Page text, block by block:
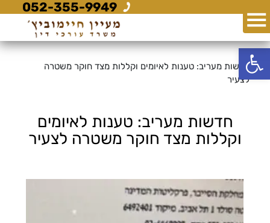
פתח סרגל נגישות
052-355-9949
חדשות מעריב: טענות לאיומים וקללות מצד חוקר משטרה
לצעיר
חדשות מעריב: טענות לאיומים
וקללות מצד חוקר משטרה לצעיר